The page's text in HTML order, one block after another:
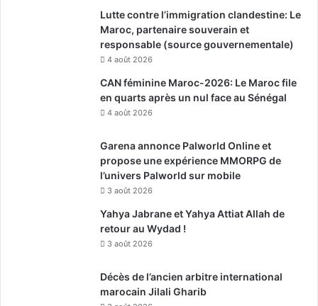
Lutte contre l’immigration clandestine: Le
Maroc, partenaire souverain et
responsable (source gouvernementale)
4 août 2026
CAN féminine Maroc-2026: Le Maroc file
en quarts après un nul face au Sénégal
4 août 2026
Garena annonce Palworld Online et
propose une expérience MMORPG de
l’univers Palworld sur mobile
3 août 2026
Yahya Jabrane et Yahya Attiat Allah de
retour au Wydad !
3 août 2026
Décès de l’ancien arbitre international
marocain Jilali Gharib